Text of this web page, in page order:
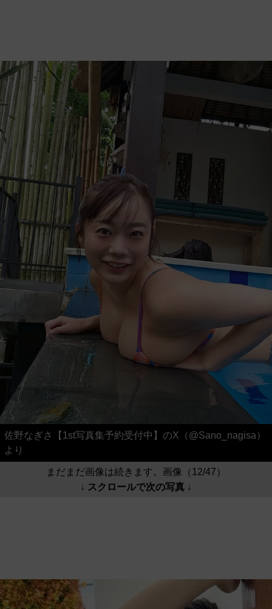
佐野なぎさ【1st写真集予約受付中】のX（@Sano_nagisa）
より
まだまだ画像は続きます。画像（12/47）
↓ スクロールで次の写真 ↓